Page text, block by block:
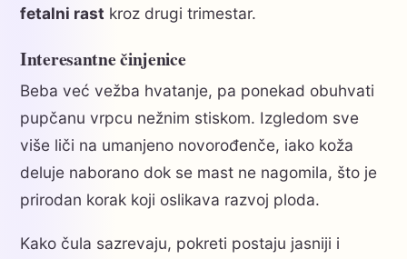
fetalni rast kroz drugi trimestar.
Interesantne činjenice
Beba već vežba hvatanje, pa ponekad obuhvati
pupčanu vrpcu nežnim stiskom. Izgledom sve
više liči na umanjeno novorođenče, iako koža
deluje naborano dok se mast ne nagomila, što je
prirodan korak koji oslikava razvoj ploda.
Kako čula sazrevaju, pokreti postaju jasniji i